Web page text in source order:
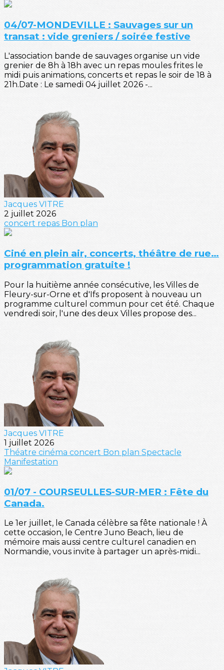
04/07-MONDEVILLE : Sauvages sur un
transat : vide greniers / soirée festive
L'association bande de sauvages organise un vide
grenier de 8h à 18h avec un repas moules frites le
midi puis animations, concerts et repas le soir de 18 à
21h.Date : Le samedi 04 juillet 2026 -...
Jacques VITRE
2 juillet 2026
concert repas Bon plan
Ciné en plein air, concerts, théâtre de rue…
programmation gratuite !
Pour la huitième année consécutive, les Villes de
Fleury-sur-Orne et d'Ifs proposent à nouveau un
programme culturel commun pour cet été. Chaque
vendredi soir, l'une des deux Villes propose des...
Jacques VITRE
1 juillet 2026
Théatre cinéma concert Bon plan Spectacle
Manifestation
01/07 - COURSEULLES-SUR-MER : Fête du
Canada.
Le 1er juillet, le Canada célèbre sa fête nationale ! À
cette occasion, le Centre Juno Beach, lieu de
mémoire mais aussi centre culturel canadien en
Normandie, vous invite à partager un après-midi...